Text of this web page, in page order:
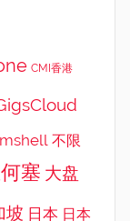
CMI香港
不限
塞 大盘
坡 日本 日本